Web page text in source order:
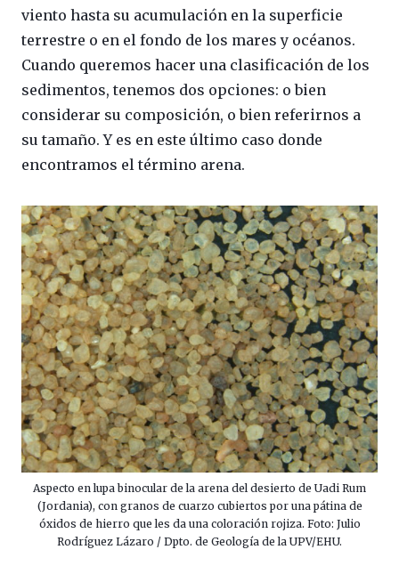
viento hasta su acumulación en la superficie
terrestre o en el fondo de los mares y océanos.
Cuando queremos hacer una clasificación de los
sedimentos, tenemos dos opciones: o bien
considerar su composición, o bien referirnos a
su tamaño. Y es en este último caso donde
encontramos el término arena.
Aspecto en lupa binocular de la arena del desierto de Uadi Rum
(Jordania), con granos de cuarzo cubiertos por una pátina de
óxidos de hierro que les da una coloración rojiza. Foto: Julio
Rodríguez Lázaro / Dpto. de Geología de la UPV/EHU.